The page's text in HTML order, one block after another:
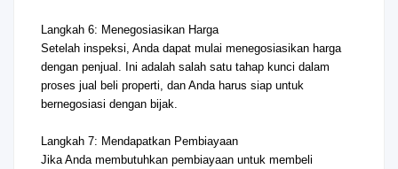
Langkah 6: Menegosiasikan Harga
Setelah inspeksi, Anda dapat mulai menegosiasikan harga
dengan penjual. Ini adalah salah satu tahap kunci dalam
proses jual beli properti, dan Anda harus siap untuk
bernegosiasi dengan bijak.
Langkah 7: Mendapatkan Pembiayaan
Jika Anda membutuhkan pembiayaan untuk membeli